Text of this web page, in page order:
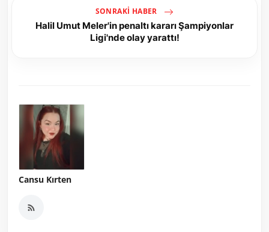
SONRAKI HABER
Halil Umut Meler'in penaltı kararı Şampiyonlar
Ligi'nde olay yarattı!
Cansu Kırten